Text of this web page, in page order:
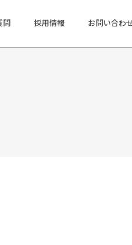
問 採用情報 お問い合わ